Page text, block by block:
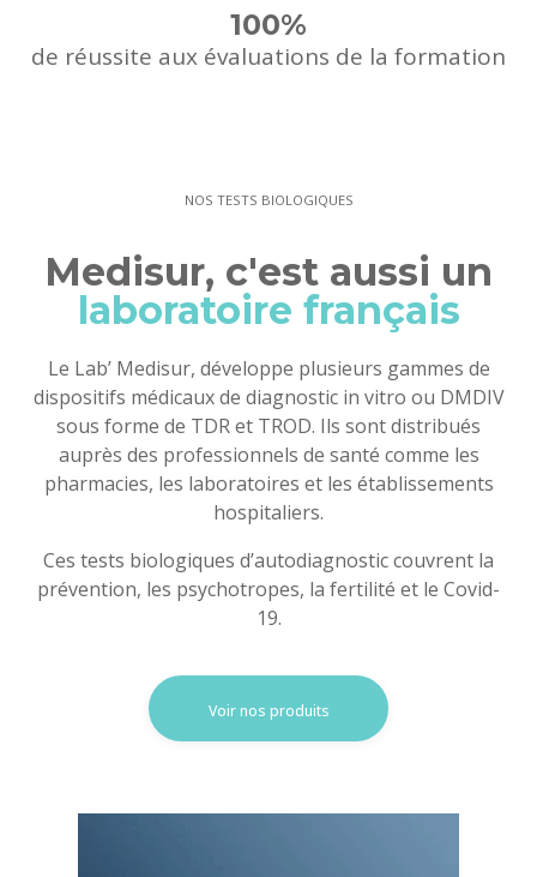
de réussite aux évaluations de la formation
100%
NOS TESTS BIOLOGIQUES
Medisur, c'est aussi un
laboratoire français
Le Lab’ Medisur, développe plusieurs gammes de
dispositifs médicaux de diagnostic in vitro ou DMDIV
sous forme de TDR et TROD. Ils sont distribués
auprès des professionnels de santé comme les
pharmacies, les laboratoires et les établissements
hospitaliers.
Ces tests biologiques d’autodiagnostic couvrent la
prévention, les psychotropes, la fertilité et le Covid-
19.
Voir nos produits